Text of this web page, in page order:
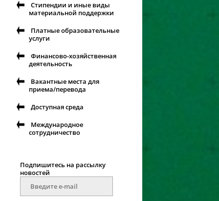
Стипендии и иные виды
материальной поддержки
Платные образовательные
услуги
Финансово-хозяйственная
деятельность
Вакантные места для
приема/перевода
Доступная среда
Международное
сотрудничество
Подпишитесь на рассылку
новостей